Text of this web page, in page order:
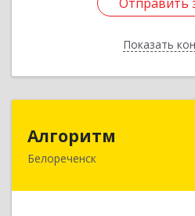
ПоказатьНазад
Алгоритм
Белореченск
352630, Краснодарский